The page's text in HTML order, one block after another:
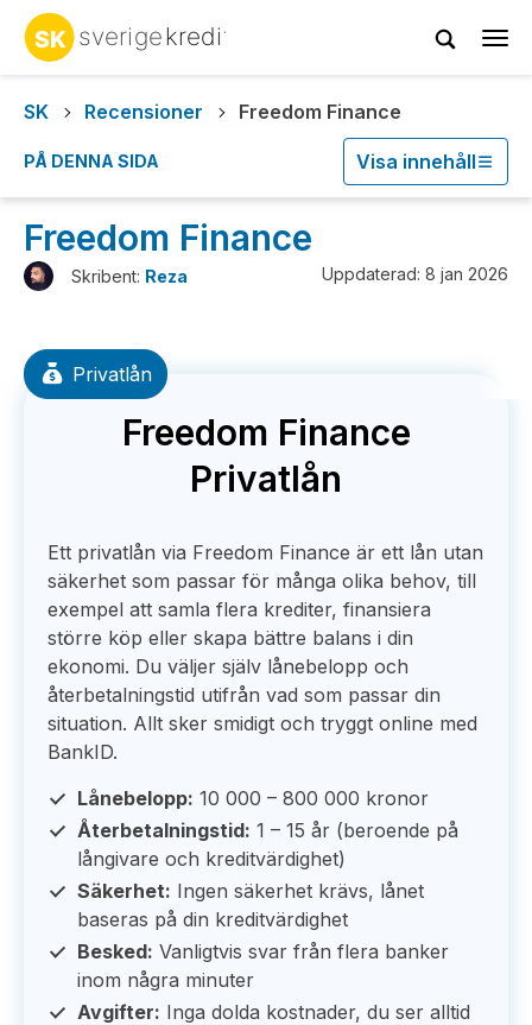
SK
Recensioner Freedom Finance
PÅ DENNA SIDA Visa innehåll
Freedom Finance
Skribent: Reza Uppdaterad: 8 jan 2026
Privatlån
Freedom Finance
Privatlån
Ett privatlån via Freedom Finance är ett lån utan
säkerhet som passar för många olika behov, till
exempel att samla flera krediter, finansiera
större köp eller skapa bättre balans i din
ekonomi. Du väljer själv lånebelopp och
återbetalningstid utifrån vad som passar din
situation. Allt sker smidigt och tryggt online med
BankID.
Lånebelopp: 10 000 – 800 000 kronor
Återbetalningstid: 1 – 15 år (beroende på
långivare och kreditvärdighet)
Säkerhet: Ingen säkerhet krävs, lånet
baseras på din kreditvärdighet
Besked: Vanligtvis svar från flera banker
inom några minuter
Avgifter: Inga dolda kostnader, du ser alltid